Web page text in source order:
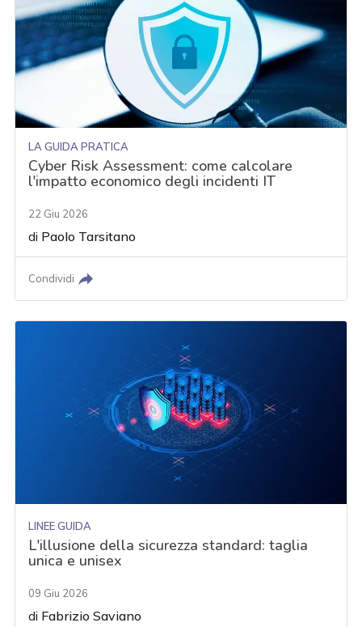
LA GUIDA PRATICA
Cyber Risk Assessment: come calcolare
l'impatto economico degli incidenti IT
22 Giu 2026
di Paolo Tarsitano
Condividi
LINEE GUIDA
L'illusione della sicurezza standard: taglia
unica e unisex
09 Giu 2026
di Fabrizio Saviano